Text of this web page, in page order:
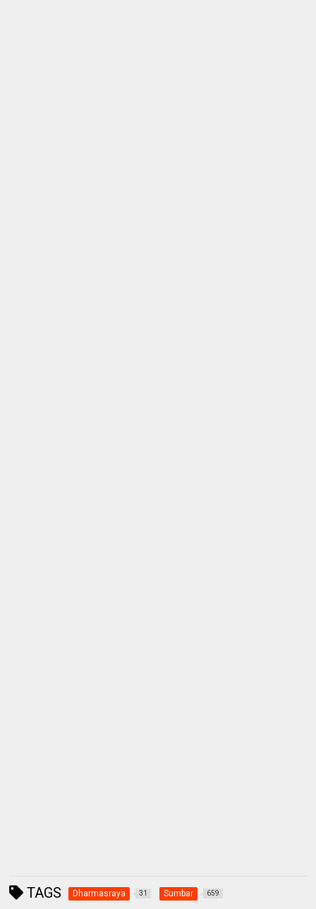
TAGS Dharmasraya 31 Sumbar 659